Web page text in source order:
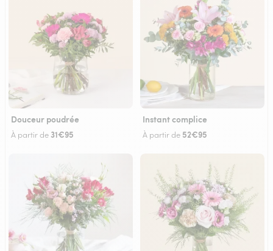
Douceur poudrée
À partir de 31€95
Instant complice
À partir de 52€95